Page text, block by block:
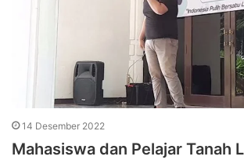
14 Desember 2022
Mahasiswa dan Pelajar Tanah